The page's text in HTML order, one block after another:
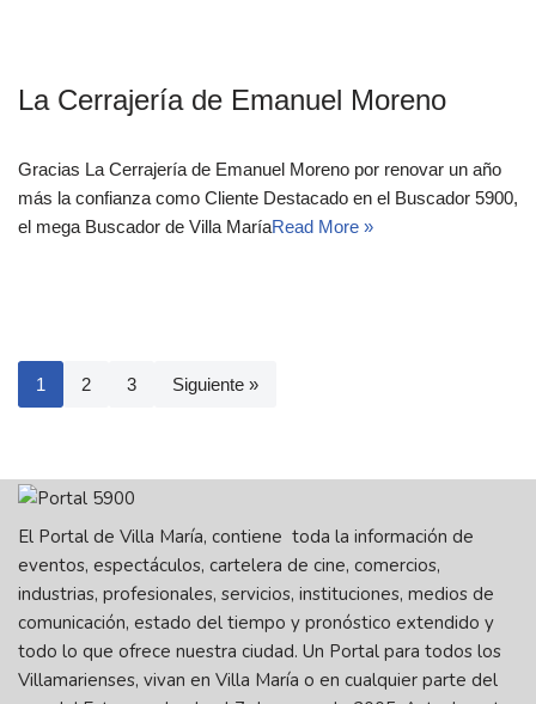
La Cerrajería de Emanuel Moreno
Gracias La Cerrajería de Emanuel Moreno por renovar un año
más la confianza como Cliente Destacado en el Buscador 5900,
el mega Buscador de Villa MaríaRead More »
1 2 3 Siguiente »
El Portal de Villa María, contiene toda la información de
eventos, espectáculos, cartelera de cine, comercios,
industrias, profesionales, servicios, instituciones, medios de
comunicación, estado del tiempo y pronóstico extendido y
todo lo que ofrece nuestra ciudad. Un Portal para todos los
Villamarienses, vivan en Villa María o en cualquier parte del